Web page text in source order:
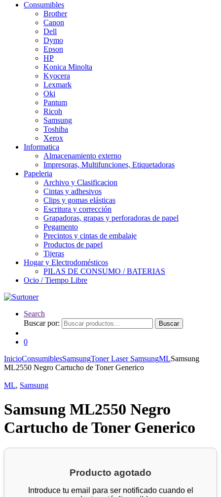
Consumibles
Brother
Canon
Dell
Dymo
Epson
HP
Konica Minolta
Kyocera
Lexmark
Oki
Pantum
Ricoh
Samsung
Toshiba
Xerox
Informatica
Almacenamiento externo
Impresoras, Multifunciones, Etiquetadoras
Papeleria
Archivo y Clasificacion
Cintas y adhesivos
Clips y gomas elásticas
Escritura y corrección
Grapadoras, grapas y perforadoras de papel
Pegamento
Precintos y cintas de embalaje
Productos de papel
Tijeras
Hogar y Electrodomésticos
PILAS DE CONSUMO / BATERIAS
Ocio / Tiempo Libre
Search
Buscar por:
Buscar
0
InicioConsumiblesSamsungToner Laser SamsungMLSamsung
ML2550 Negro Cartucho de Toner Generico
ML, Samsung
Samsung ML2550 Negro
Cartucho de Toner Generico
Producto agotado
Introduce tu email para ser notificado cuando el